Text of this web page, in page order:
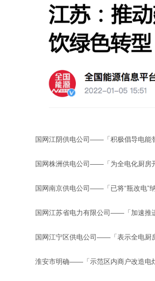
国网江阴供电公司——「积极倡导电能
国网株洲供电公司——「为全电化厨房
国网南京供电公司——「已将“瓶改电”
国网江苏省电力有限公司——「加速推
国网江宁区供电公司——「表示全电厨
淮安市明确——「示范区内商户改造电